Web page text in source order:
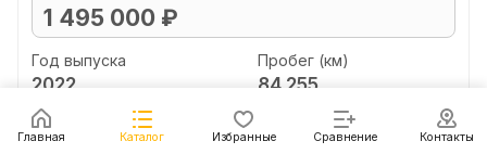
1 495 000 ₽
Год выпуска
2022
Пробег (км)
84 255
Объем двигателя (л)
2.0
Главная Каталог Избранные Сравнение Контакты